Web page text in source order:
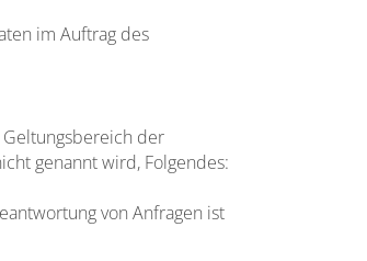
im Auftrag des
der
genannt wird, Folgendes:
von Anfragen ist